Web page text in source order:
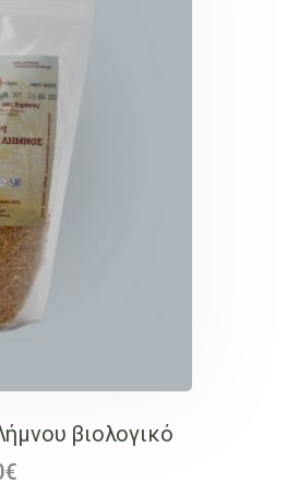
βιολογικό
€